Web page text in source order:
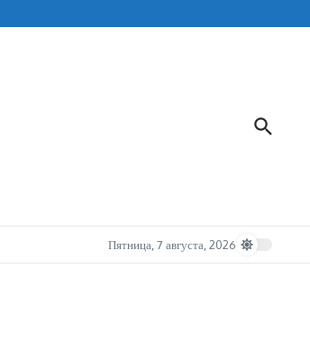
Пятница, 7 августа, 2026